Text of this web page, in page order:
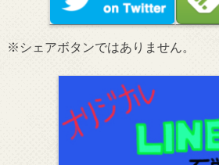
※シェアボタンではありません。